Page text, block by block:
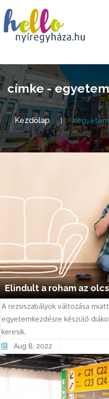
címke - egyetem
Kezdőlap #egyetem
Elindult a roham az
A rezsiszabályok változása
egyetemkezdésre készülő
keresik.
Aug 8, 2022